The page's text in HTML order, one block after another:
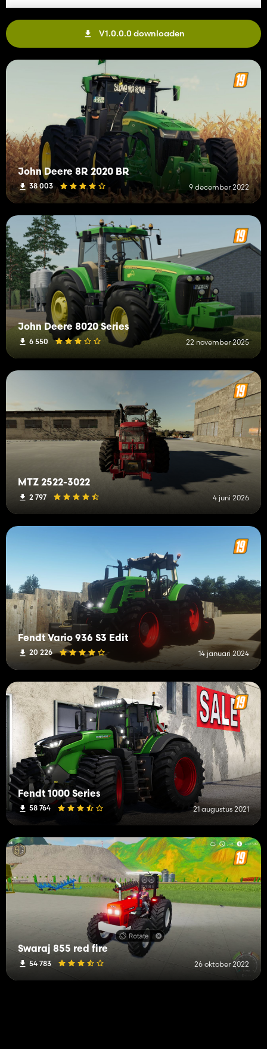
V1.0.0.0 downloaden
John Deere 8R 2020 BR
38 003 9 december 2022
John Deere 8020 Series
6 550 22 november 2025
MTZ 2522-3022
2 797 4 juni 2026
Fendt Vario 936 S3 Edit
20 226 14 januari 2024
Fendt 1000 Series
58 764 21 augustus 2021
Swaraj 855 red fire
54 783 26 oktober 2022